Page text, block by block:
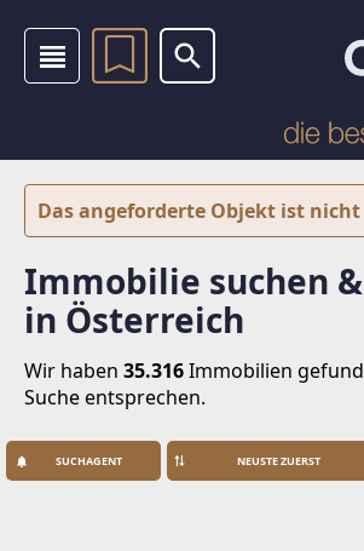
Das angeforderte Objekt ist
Immobilie suchen
in Österreich
Wir haben 35.316Immobilien
Suche entsprechen.
SUCHAGENT